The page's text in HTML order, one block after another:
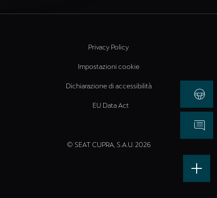
Privacy Policy
Impostazioni cookie
Dichiarazione di accessibilità
EU Data Act
© SEAT CUPRA, S.A.U. 2026